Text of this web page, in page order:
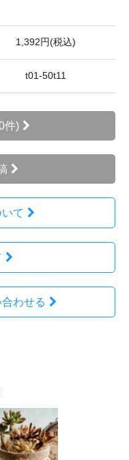
1,392円(税込)
t01-50t11
件)
て
わせる